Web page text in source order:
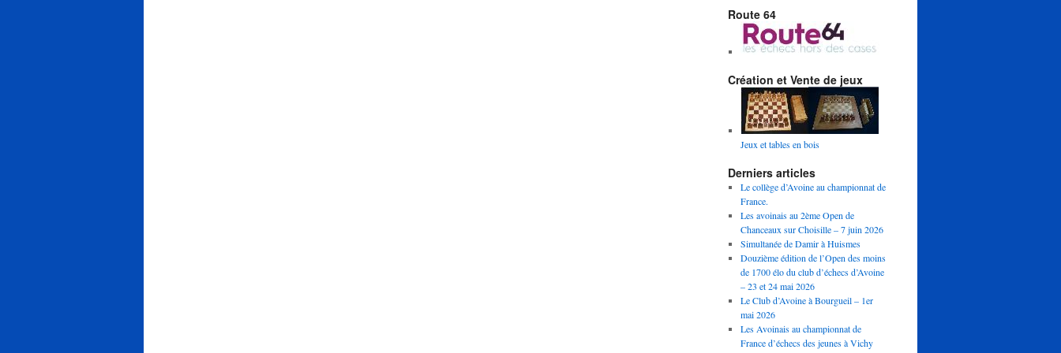
Route 64
Création et Vente de jeux
Jeux et tables en bois
Derniers articles
Le collège d’Avoine au championnat de
France.
Les avoinais au 2ème Open de
Chanceaux sur Choisille – 7 juin 2026
Simultanée de Damir à Huismes
Douzième édition de l’Open des moins
de 1700 élo du club d’échecs d’Avoine
– 23 et 24 mai 2026
Le Club d’Avoine à Bourgueil – 1er
mai 2026
Les Avoinais au championnat de
France d’échecs des jeunes à Vichy